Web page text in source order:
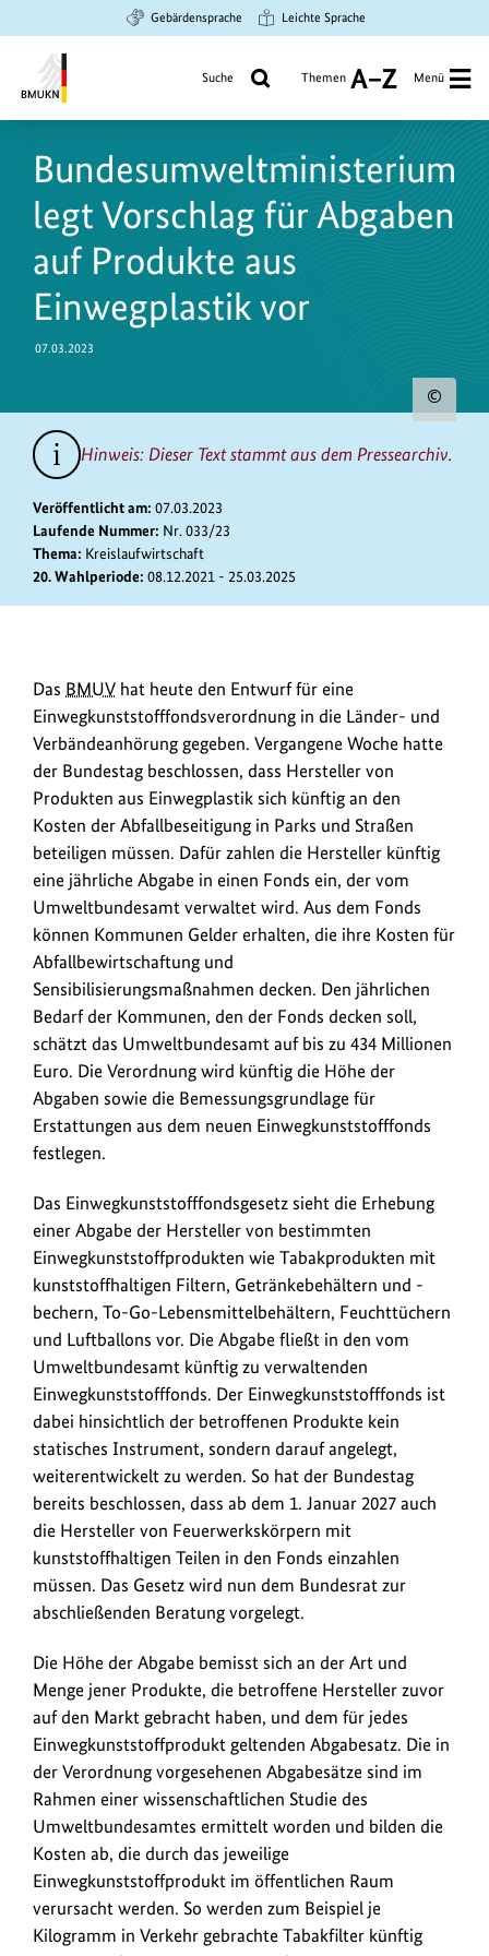
Hauptinhalt
springen
Suche
springen
Hauptnavigation
springen
Gebärdensprache Leichte Sprache
Umwelt,
Naturschutz
nukleare
Sicherheit
Suche Themen
A
Z
Menü
Bundesumweltministerium
legt Vorschlag für Abgaben
auf Produkte aus
Einwegplastik vor
07.03.2023
zum
Hinweis: Dieser Text stammt aus dem Pressearchiv.
Veröffentlicht am: 07.03.2023
Laufende Nummer: Nr. 033/23
Thema: Kreislaufwirtschaft
20. Wahlperiode: 08.12.2021 - 25.03.2025
Der
Bundestag
hat
beschlossen,
dass
Hersteller
von
Produkten
aus
sich
künftig
an
den
Kosten
der
Abfallbeseitigung
in
Parks
Straßen
beteiligen
müssen.
Dafür
zahlen
die
Hersteller
künftig
eine
jährliche
Abgabe.
Das BMUV hat heute den Entwurf für eine
Einwegkunststofffondsverordnung in die Länder- und
Verbändeanhörung gegeben. Vergangene Woche hatte
der Bundestag beschlossen, dass Hersteller von
Produkten aus Einwegplastik sich künftig an den
Kosten der Abfallbeseitigung in Parks und Straßen
beteiligen müssen. Dafür zahlen die Hersteller künftig
eine jährliche Abgabe in einen Fonds ein, der vom
Umweltbundesamt verwaltet wird. Aus dem Fonds
können Kommunen Gelder erhalten, die ihre Kosten für
Abfallbewirtschaftung und
Sensibilisierungsmaßnahmen decken. Den jährlichen
Bedarf der Kommunen, den der Fonds decken soll,
schätzt das Umweltbundesamt auf bis zu 434 Millionen
Euro. Die Verordnung wird künftig die Höhe der
Abgaben sowie die Bemessungsgrundlage für
Erstattungen aus dem neuen Einwegkunststofffonds
festlegen.
Das Einwegkunststofffondsgesetz sieht die Erhebung
einer Abgabe der Hersteller von bestimmten
Einwegkunststoffprodukten wie Tabakprodukten mit
kunststoffhaltigen Filtern, Getränkebehältern und -
bechern, To-Go-Lebensmittelbehältern, Feuchttüchern
und Luftballons vor. Die Abgabe fließt in den vom
Umweltbundesamt künftig zu verwaltenden
Einwegkunststofffonds. Der Einwegkunststofffonds ist
dabei hinsichtlich der betroffenen Produkte kein
statisches Instrument, sondern darauf angelegt,
weiterentwickelt zu werden. So hat der Bundestag
bereits beschlossen, dass ab dem 1. Januar 2027 auch
die Hersteller von Feuerwerkskörpern mit
kunststoffhaltigen Teilen in den Fonds einzahlen
müssen. Das Gesetz wird nun dem Bundesrat zur
abschließenden Beratung vorgelegt.
Die Höhe der Abgabe bemisst sich an der Art und
Menge jener Produkte, die betroffene Hersteller zuvor
auf den Markt gebracht haben, und dem für jedes
Einwegkunststoffprodukt geltenden Abgabesatz. Die in
der Verordnung vorgesehenen Abgabesätze sind im
Rahmen einer wissenschaftlichen Studie des
Umweltbundesamtes ermittelt worden und bilden die
Kosten ab, die durch das jeweilige
Einwegkunststoffprodukt im öffentlichen Raum
verursacht werden. So werden zum Beispiel je
Kilogramm in Verkehr gebrachte Tabakfilter künftig